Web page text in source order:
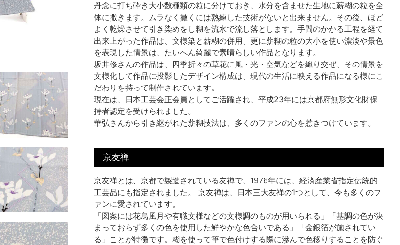
丹念に打ち砕き大小数種類の粒に分けておき、水分を含ませた生地に薪糊の粒を全
体に撒きます。ムラなく撒くには熟練した技術がないと出来ません。その後、ほど
よく乾燥させて引き染めをし糊を流水で流し落とします。手間のかかる工程を経て
出来上がった作品は、文様染と薪糊の併用、更に薪糊の粒の大小を使い濃淡や景色
を表現した情景は、たいへん綺麗で素晴らしい作品となります。
坂井修さんの作品は、四季折々の草花に風・光・空気などを織り交ぜ、その情景を
文様化して作品に投影したデザイン構成は、現代の生活に映える作品になる様にこ
だわりを持って制作されています。
現在は、日本工芸会正会員としてご活躍され、平成23年には京都府無形文化財保
持者認定を受けられました。
華弘さんから引き継がれた薪糊技法は、多くのファンの心を惹きつけています。
京友禅
京友禅とは、京都で製造されている友禅で、1976年には、経済産業省指定伝統的
工芸品にも指定されました。 京友禅は、日本三大友禅の1つとして、今も多くのフ
ァンに愛されています。
「図案には花鳥風月や有職文様などの文様調のものが用いられる」「基調の色が決
まっておらず多くの色を使用した鮮やかな色合いである」「金銀箔が施されてい
る」ことが特徴です。糊を使って筆で色付けする際に滲んで色移りすることを防ぐ